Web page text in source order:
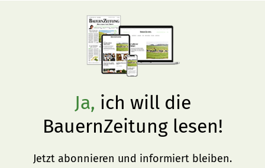
Ja, ich will die
BauernZeitung lesen!
Jetzt abonnieren und informiert bleiben.